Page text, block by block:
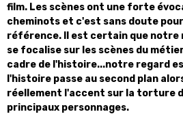
film. Les scènes ont une forte
cheminots et c'est sans doute
référence. Il est certain que
se focalise sur les scènes du
cadre de l'histoire...notre regard
l'histoire passe au second plan
réellement l'accent sur la torture
principaux personnages.